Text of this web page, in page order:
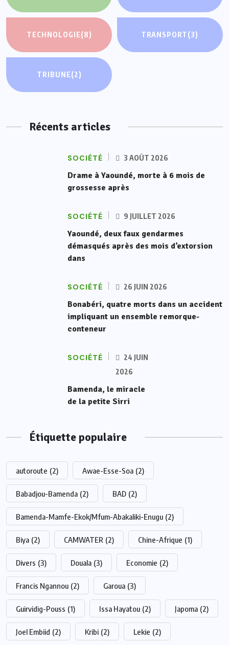
TECHNOLOGIE(8) TRANSPORT(3)
TRIBUNE(2)
Récents articles
SOCIÉTÉ 3 AOÛT 2026
Drame à Yaoundé, morte à 6 mois de
grossesse après
SOCIÉTÉ 9 JUILLET 2026
Yaoundé, deux faux gendarmes
démasqués après des mois d’extorsion
dans
SOCIÉTÉ 26 JUIN 2026
Bonabéri, quatre morts dans un accident
impliquant un ensemble remorque-
conteneur
SOCIÉTÉ
24 JUIN
2026
Bamenda, le miracle
de la petite Sirri
Étiquette populaire
autoroute (2) Awae-Esse-Soa (2)
Babadjou-Bamenda (2) BAD (2)
Bamenda-Mamfe-Ekok/Mfum-Abakaliki-Enugu (2)
Biya (2) CAMWATER (2) Chine-Afrique (1)
Divers (3) Douala (3) Economie (2)
Francis Ngannou (2) Garoua (3)
Guirvidig-Pouss (1) Issa Hayatou (2) Japoma (2)
Joel Embiid (2) Kribi (2) Lekie (2)